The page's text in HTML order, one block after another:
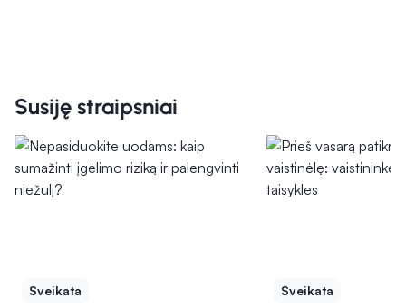
Susiję straipsniai
Sveikata Sveikata